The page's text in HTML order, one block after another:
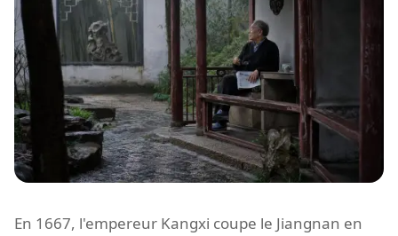
En 1667, l'empereur Kangxi coupe le Jiangnan en